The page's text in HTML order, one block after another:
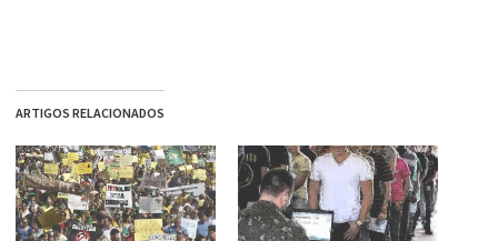
ARTIGOS RELACIONADOS